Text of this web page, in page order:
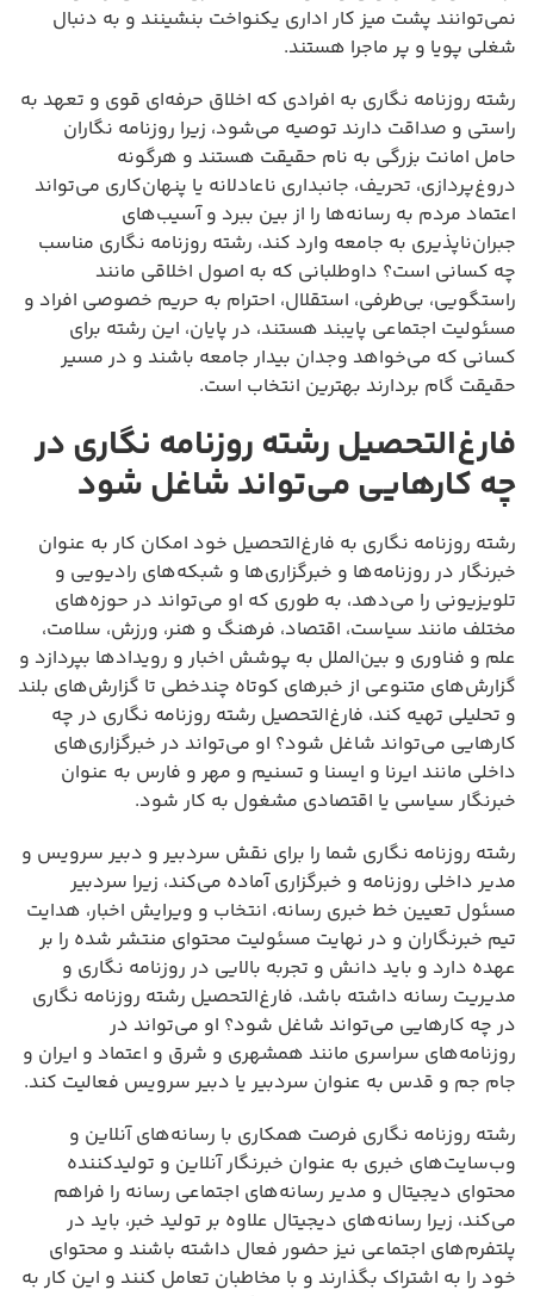
نمی‌توانند پشت میز کار اداری یکنواخت بنشینند و به دنبال
شغلی پویا و پر ماجرا هستند.
رشته روزنامه نگاری به افرادی که اخلاق حرفه‌ای قوی و تعهد به
راستی و صداقت دارند توصیه می‌شود، زیرا روزنامه نگاران
حامل امانت بزرگی به نام حقیقت هستند و هرگونه
دروغ‌پردازی، تحریف، جانبداری ناعادلانه یا پنهان‌کاری می‌تواند
اعتماد مردم به رسانه‌ها را از بین ببرد و آسیب‌های
جبران‌ناپذیری به جامعه وارد کند، رشته روزنامه نگاری مناسب
چه کسانی است؟ داوطلبانی که به اصول اخلاقی مانند
راستگویی، بی‌طرفی، استقلال، احترام به حریم خصوصی افراد و
مسئولیت اجتماعی پایبند هستند، در پایان، این رشته برای
کسانی که می‌خواهد وجدان بیدار جامعه باشند و در مسیر
حقیقت گام بردارند بهترین انتخاب است.
فارغ‌التحصیل رشته روزنامه نگاری در
چه کارهایی می‌تواند شاغل شود
رشته روزنامه نگاری به فارغ‌التحصیل خود امکان کار به عنوان
خبرنگار در روزنامه‌ها و خبرگزاری‌ها و شبکه‌های رادیویی و
تلویزیونی را می‌دهد، به طوری که او می‌تواند در حوزه‌های
مختلف مانند سیاست، اقتصاد، فرهنگ و هنر، ورزش، سلامت،
علم و فناوری و بین‌الملل به پوشش اخبار و رویدادها بپردازد و
گزارش‌های متنوعی از خبرهای کوتاه چندخطی تا گزارش‌های بلند
و تحلیلی تهیه کند، فارغ‌التحصیل رشته روزنامه نگاری در چه
کارهایی می‌تواند شاغل شود؟ او می‌تواند در خبرگزاری‌های
داخلی مانند ایرنا و ایسنا و تسنیم و مهر و فارس به عنوان
خبرنگار سیاسی یا اقتصادی مشغول به کار شود.
رشته روزنامه نگاری شما را برای نقش سردبیر و دبیر سرویس و
مدیر داخلی روزنامه و خبرگزاری آماده می‌کند، زیرا سردبیر
مسئول تعیین خط خبری رسانه، انتخاب و ویرایش اخبار، هدایت
تیم خبرنگاران و در نهایت مسئولیت محتوای منتشر شده را بر
عهده دارد و باید دانش و تجربه بالایی در روزنامه نگاری و
مدیریت رسانه داشته باشد، فارغ‌التحصیل رشته روزنامه نگاری
در چه کارهایی می‌تواند شاغل شود؟ او می‌تواند در
روزنامه‌های سراسری مانند همشهری و شرق و اعتماد و ایران و
جام جم و قدس به عنوان سردبیر یا دبیر سرویس فعالیت کند.
رشته روزنامه نگاری فرصت همکاری با رسانه‌های آنلاین و
وب‌سایت‌های خبری به عنوان خبرنگار آنلاین و تولیدکننده
محتوای دیجیتال و مدیر رسانه‌های اجتماعی رسانه را فراهم
می‌کند، زیرا رسانه‌های دیجیتال علاوه بر تولید خبر، باید در
پلتفرم‌های اجتماعی نیز حضور فعال داشته باشند و محتوای
خود را به اشتراک بگذارند و با مخاطبان تعامل کنند و این کار به